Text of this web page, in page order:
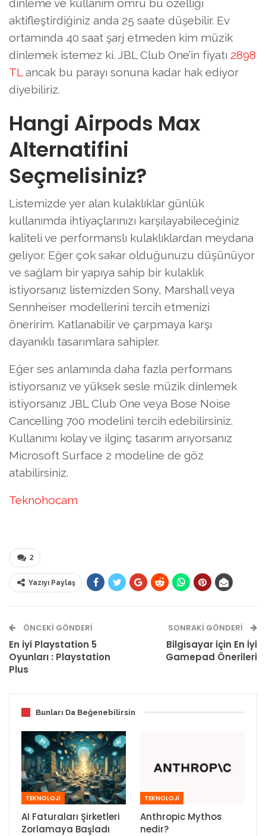
dinleme ve kullanım ömrü bu özelliği
aktifleştirdiğiniz anda 25 saate düşebilir. Ev
ortamında 40 saat şarj etmeden kim müzik
dinlemek istemez ki. JBL Club One’in fiyatı 2898
TLancak bu parayı sonuna kadar hak ediyor
diyebiliriz.
Hangi Airpods Max
Alternatifini
Seçmelisiniz?
Listemizde yer alan kulaklıklar günlük
kullanımda ihtiyaçlarınızı karşılayabileceğiniz
kaliteli ve performanslı kulaklıklardan meydana
geliyor. Eğer çok sakar olduğunuzu düşünüyor
ve sağlam bir yapıya sahip bir kulaklık
istiyorsanız listemizden Sony, Marshall veya
Sennheiser modellerini tercih etmenizi
öneririm. Katlanabilir ve çarpmaya karşı
dayanıklı tasarımlara sahipler.
Eğer ses anlamında daha fazla performans
istiyorsanız ve yüksek sesle müzik dinlemek
istiyorsanız JBL Club One veya Bose Noise
Cancelling 700 modelini tercih edebilirsiniz.
Kullanımı kolay ve ilginç tasarım arıyorsanız
Microsoft Surface 2 modeline de göz
atabilirsiniz.
Teknohocam
2
Yazıyı Paylaş
ÖNCEKI GÖNDERI
En iyi Playstation 5
Oyunları : Playstation
Plus
SONRAKI GÖNDERI
Bilgisayar için En İyi
Gamepad Önerileri
Bunları Da Beğenebilirsin
TEKNOLOJİ
AI Faturaları Şirketleri
Zorlamaya Başladı
TEKNOLOJİ
Anthropic Mythos
nedir?